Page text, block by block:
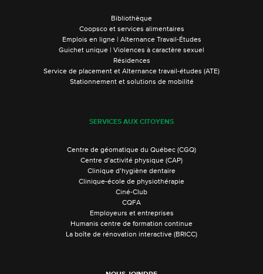
Bibliothèque
Coopsco et services alimentaires
Emplois en ligne | Alternance Travail-Études
Guichet unique | Violences à caractère sexuel
Résidences
Service de placement et Alternance travail-études (ATE)
Stationnement et solutions de mobilité
SERVICES AUX CITOYENS
Centre de géomatique du Québec (CGQ)
Centre d’activité physique (CAP)
Clinique d’hygiène dentaire
Clinique-école de physiothérapie
Ciné-Club
CQFA
Employeurs et entreprises
Humanis centre de formation continue
La boîte de rénovation interactive (BRICC)